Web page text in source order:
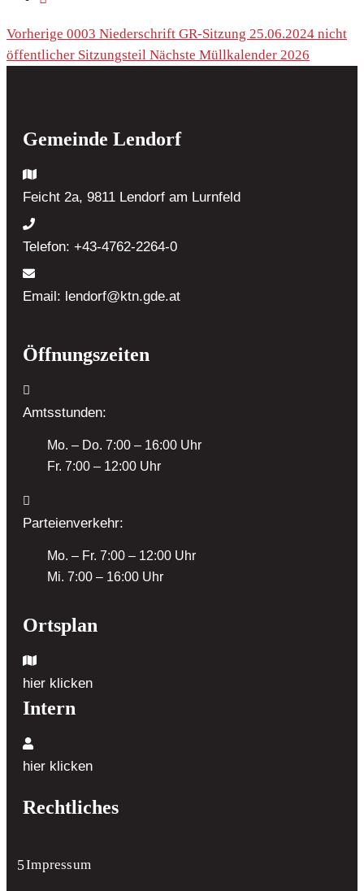
Vorherige 0003 Niederschrift GR-Sitzung 25.06.2024 nicht
öffentlicher Sitzungsteil Nächste Müllkalender 2026
Gemeinde Lendorf
Feicht 2a, 9811 Lendorf am Lurnfeld
Telefon: +43-4762-2264-0
Email: lendorf@ktn.gde.at
Öffnungszeiten
Amtsstunden:
Mo. – Do. 7:00 – 16:00 Uhr
Fr. 7:00 – 12:00 Uhr
Parteienverkehr:
Mo. – Fr. 7:00 – 12:00 Uhr
Mi. 7:00 – 16:00 Uhr
Ortsplan
hier klicken
Intern
hier klicken
Rechtliches
Impressum